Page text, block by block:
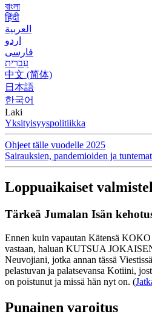
বাংলা
हिंदी
العربية
اردو
فارسی
עִברִית
中文 (简体)
日本語
한국어
Laki
Yksityisyyspolitiikka
Ohjeet tälle vuodelle 2025
Sairauksien, pandemioiden ja
Loppuaikaiset
Tärkeä Jumalan Isän
Ennen kuin vapautan Kätensä
vastaan, haluan KUTSUA
Neuvojiani, jotka annan tässä
pelastuvan ja palatsevansa Kotiini,
on poistunut ja missä hän nyt on. (
Punainen varoitus